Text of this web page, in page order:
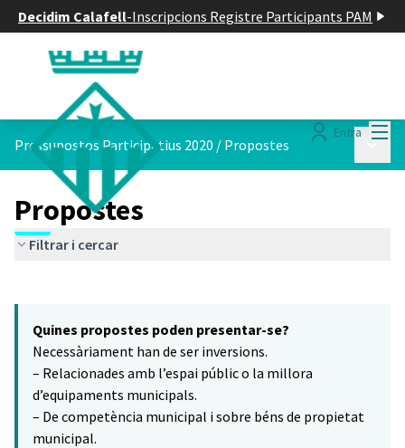
Decidim Calafell-Inscripcions Registre Participants PAM
Entra
Pressupostos Participatius 2020 / Propostes
Propostes
Filtrar i cercar
−
Quines propostes poden presentar-se?
Necessàriament han de ser inversions.
– Relacionades amb l’espai públic o la millora
d’equipaments municipals.
– De competència municipal i sobre béns de propietat
municipal.